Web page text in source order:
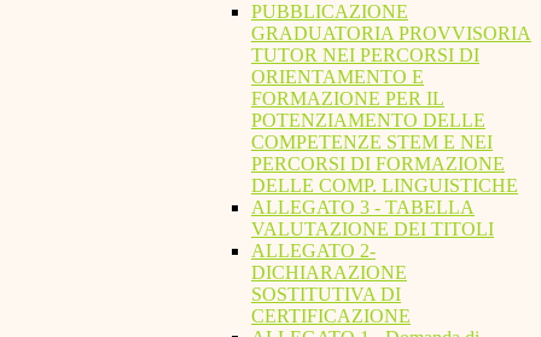
PUBBLICAZIONE
GRADUATORIA PROVVISORIA
TUTOR NEI PERCORSI DI
ORIENTAMENTO E
FORMAZIONE PER IL
POTENZIAMENTO DELLE
COMPETENZE STEM E NEI
PERCORSI DI FORMAZIONE
DELLE COMP. LINGUISTICHE
ALLEGATO 3 - TABELLA
VALUTAZIONE DEI TITOLI
ALLEGATO 2-
DICHIARAZIONE
SOSTITUTIVA DI
CERTIFICAZIONE